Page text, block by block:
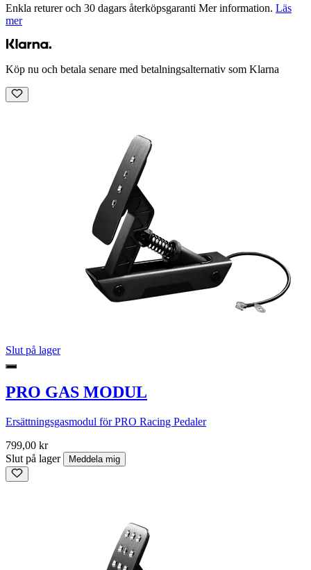
Enkla returer och 30 dagars återköpsgaranti Mer information. Läs
mer
Köp nu och betala senare med betalningsalternativ som Klarna
Slut på lager
PRO GAS MODUL
Ersättningsgasmodul för PRO Racing Pedaler
799,00 kr
Slut på lager
Meddela mig